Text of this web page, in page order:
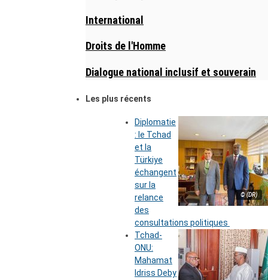
International
Droits de l'Homme
Dialogue national inclusif et souverain
Les plus récents
© (DR)
Diplomatie
: le Tchad
et la
Türkiye
échangent
sur la
relance
des
consultations politiques
Tchad-
ONU:
Mahamat
Idriss Deby